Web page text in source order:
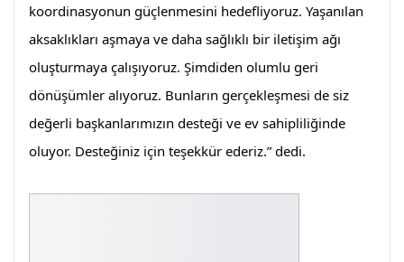
koordinasyonun güçlenmesini hedefliyoruz. Yaşanılan
aksaklıkları aşmaya ve daha sağlıklı bir iletişim ağı
oluşturmaya çalışıyoruz. Şimdiden olumlu geri
dönüşümler alıyoruz. Bunların gerçekleşmesi de siz
değerli başkanlarımızın desteği ve ev sahipliliğinde
oluyor. Desteğiniz için teşekkür ederiz.” dedi.